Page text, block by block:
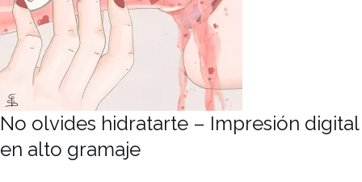
No olvides hidratarte – Impresión digital
en alto gramaje